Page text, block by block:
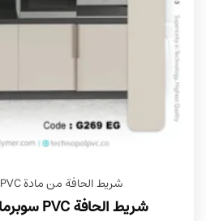
شريط الحافة من مادة PVC
شريط الحافة PVC سوبرمات، رمز G269 EG